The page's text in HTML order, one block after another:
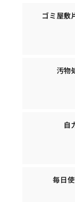
ゴミ屋敷
汚物
自
毎日